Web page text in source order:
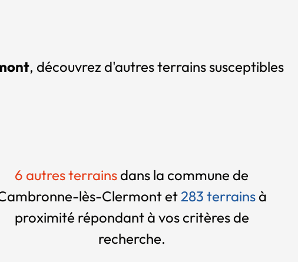
, découvrez d'autres terrains susceptibles
6 autres terrainsdans la commune de
lès-Clermont et283 terrainsà
proximité répondant à vos critères de
recherche.